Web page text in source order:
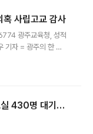
사립고교 감사
광주교육청, 성적
기자 = 광주의 한 사
A고교를 대상 v.dau
실 430명 대기…